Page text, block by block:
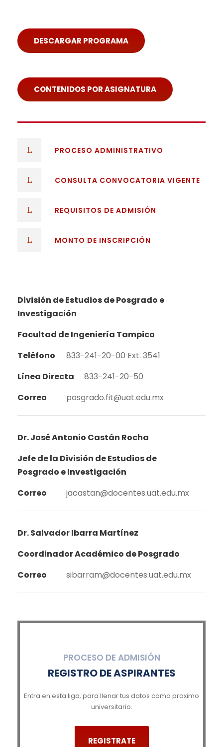
DESCARGAR PROGRAMA
CONTENIDOS POR ASIGNATURA
PROCESO ADMINISTRATIVO
CONSULTA CONVOCATORIA VIGENTE
REQUISITOS DE ADMISIÓN
MONTO DE INSCRIPCIÓN
División de Estudios de Posgrado e
Investigación
Facultad de Ingeniería Tampico
Teléfono
833-241-20-00 Ext. 3541
Línea Directa
833-241-20-50
Correo
posgrado.fit@uat.edu.mx
Dr. José Antonio Castán Rocha
Jefe de la División de Estudios de
Posgrado e Investigación
Correo
jacastan@docentes.uat.edu.mx
Dr. Salvador Ibarra Martínez
Coordinador Académico de Posgrado
Correo
sibarram@docentes.uat.edu.mx
PROCESO DE ADMISIÓN
REGISTRO DE ASPIRANTES
Entra en esta liga, para llenar tus datos como proximo
universitario.
REGISTRATE